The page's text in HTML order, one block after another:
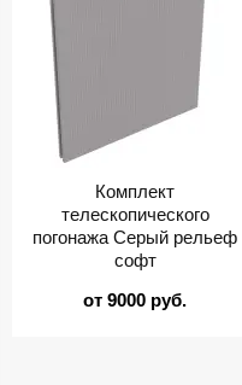
Комплект
телескопического
погонажа Серый рельеф
софт
от 9000 руб.